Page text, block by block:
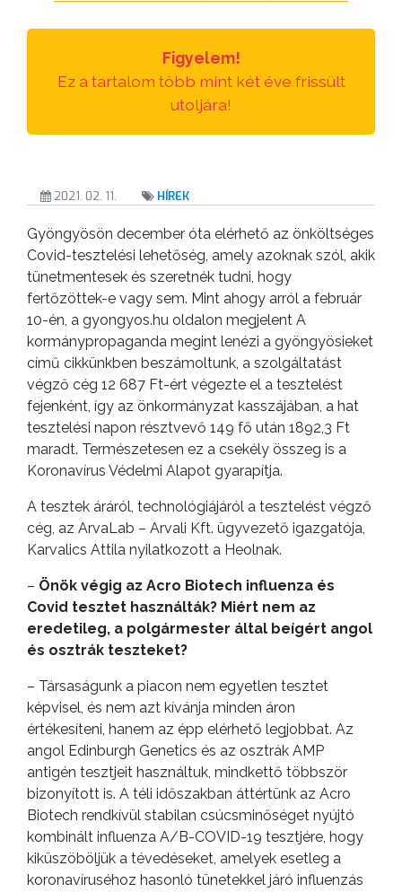
Figyelem!
Ez a tartalom több mint két éve frissült
utoljára!
2021. 02. 11. HÍREK
Gyöngyösön december óta elérhető az önköltséges
Covid-tesztelési lehetőség, amely azoknak szól, akik
tünetmentesek és szeretnék tudni, hogy
fertőzöttek-e vagy sem. Mint ahogy arról a február
10-én, a gyongyos.hu oldalon megjelent A
kormánypropaganda megint lenézi a gyöngyösieket
című cikkünkben beszámoltunk, a szolgáltatást
végző cég 12 687 Ft-ért végezte el a tesztelést
fejenként, így az önkormányzat kasszájában, a hat
tesztelési napon résztvevő 149 fő után 1892,3 Ft
maradt. Természetesen ez a csekély összeg is a
Koronavírus Védelmi Alapot gyarapítja.
A tesztek áráról, technológiájáról a tesztelést végző
cég, az ArvaLab – Arvali Kft. ügyvezető igazgatója,
Karvalics Attila nyilatkozott a Heolnak.
– Önök végig az Acro Biotech influenza és
Covid tesztet használták? Miért nem az
eredetileg, a polgármester által beígért angol
és osztrák teszteket?
– Társaságunk a piacon nem egyetlen tesztet
képvisel, és nem azt kívánja minden áron
értékesíteni, hanem az épp elérhető legjobbat. Az
angol Edinburgh Genetics és az osztrák AMP
antigén tesztjeit használtuk, mindkettő többször
bizonyított is. A téli időszakban áttértünk az Acro
Biotech rendkívül stabilan csúcsminőséget nyújtó
kombinált influenza A/B-COVID-19 tesztjére, hogy
kiküszöböljük a tévedéseket, amelyek esetleg a
koronavíruséhoz hasonló tünetekkel járó influenzás